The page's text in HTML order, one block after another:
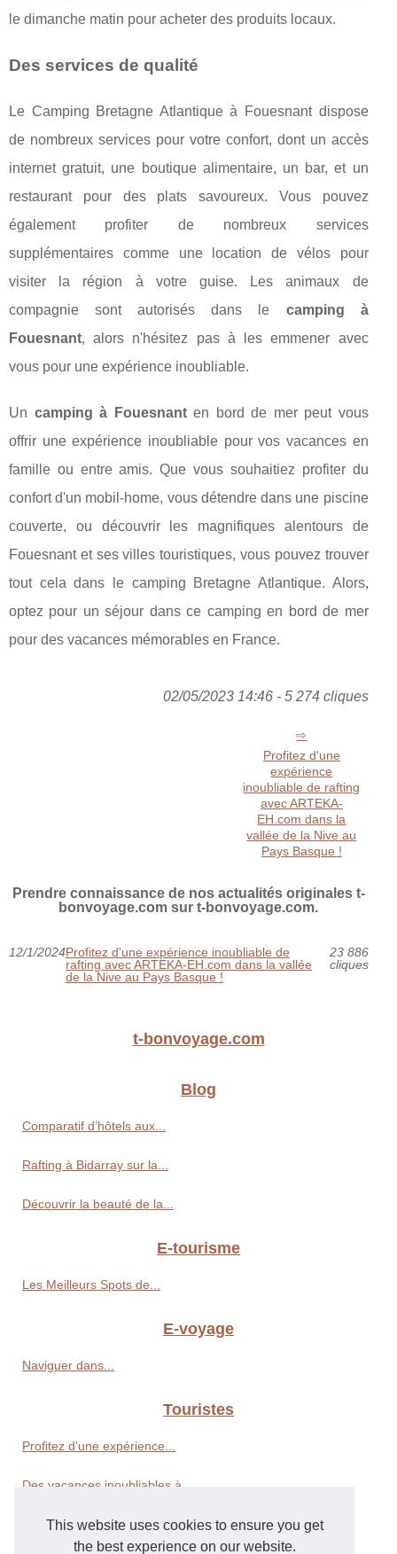
This website uses cookies to ensure you get
the best experience on our website.
le dimanche matin pour acheter des produits locaux.
Des services de qualité
Le Camping Bretagne Atlantique à Fouesnant dispose
de nombreux services pour votre confort, dont un accès
internet gratuit, une boutique alimentaire, un bar, et un
restaurant pour des plats savoureux. Vous pouvez
également profiter de nombreux services
supplémentaires comme une location de vélos pour
visiter la région à votre guise. Les animaux de
compagnie sont autorisés dans le camping à
Fouesnant, alors n'hésitez pas à les emmener avec
vous pour une expérience inoubliable.
Un camping à Fouesnanten bord de mer peut vous
offrir une expérience inoubliable pour vos vacances en
famille ou entre amis. Que vous souhaitiez profiter du
confort d'un mobil-home, vous détendre dans une piscine
couverte, ou découvrir les magnifiques alentours de
Fouesnant et ses villes touristiques, vous pouvez trouver
tout cela dans le camping Bretagne Atlantique. Alors,
optez pour un séjour dans ce camping en bord de mer
pour des vacances mémorables en France.
02/05/2023 14:46 - 5 274 cliques
Profitez d'une
expérience
inoubliable de rafting
avec ARTEKA-
EH.com dans la
vallée de la Nive au
Pays Basque !
Prendre connaissance de nos actualités originales t-
bonvoyage.com sur t-bonvoyage.com.
12/1/2024Profitez d'une expérience inoubliable de
rafting avec ARTEKA-EH.com dans la vallée
de la Nive au Pays Basque !
23 886
cliques
t-bonvoyage.com
Blog
Comparatif d’hôtels aux...
Rafting à Bidarray sur la...
Découvrir la beauté de la...
E-tourisme
Les Meilleurs Spots de...
E-voyage
Naviguer dans...
Touristes
Profitez d'une expérience...
Des vacances inoubliables à...
Week-ends